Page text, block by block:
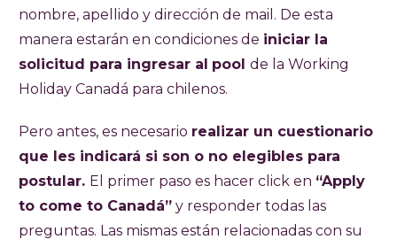
nombre, apellido y dirección de mail. De esta
manera estarán en condiciones de iniciar la
solicitud para ingresar al pool de la Working
Holiday Canadá para chilenos.
Pero antes, es necesario realizar un cuestionario
que les indicará si son o no elegibles para
postular. El primer paso es hacer click en “Apply
to come to Canadá” y responder todas las
preguntas. Las mismas están relacionadas con su